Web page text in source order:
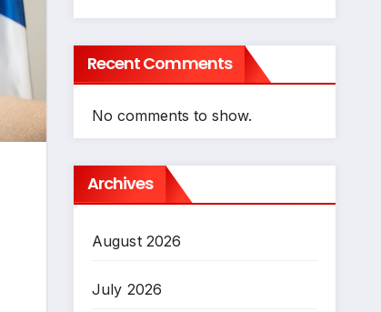
Recent Comments
No comments to show.
Archives
August 2026
July 2026